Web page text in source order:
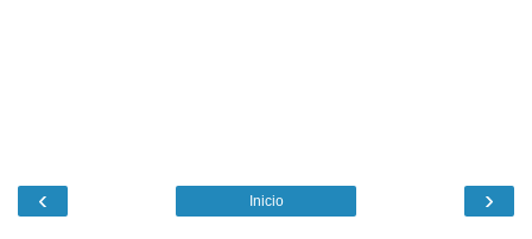
‹ ›
Inicio